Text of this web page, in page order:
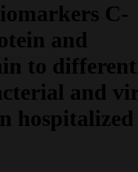
C-
and
to
and
hospitalized